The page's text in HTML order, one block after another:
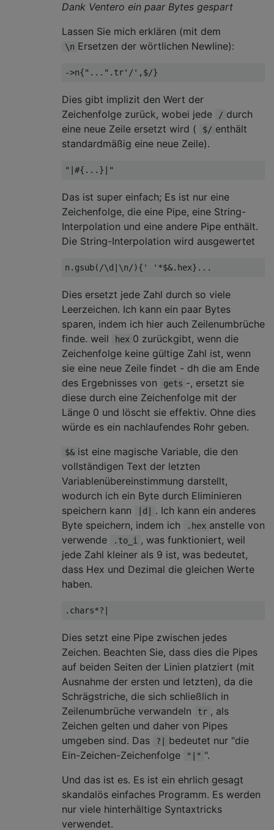
Dank Ventero ein paar Bytes gespart
Lassen Sie mich erklären (mit dem
\n Ersetzen der wörtlichen Newline):
Dies gibt implizit den Wert der
Zeichenfolge zurück, wobei jede
/ durch
eine neue Zeile ersetzt wird (
$/ enthält
standardmäßig eine neue Zeile).
Das ist super einfach; Es ist nur eine
Zeichenfolge, die eine Pipe, eine String-
Interpolation und eine andere Pipe enthält.
Die String-Interpolation wird ausgewertet
Dies ersetzt jede Zahl durch so viele
Leerzeichen. Ich kann ein paar Bytes
sparen, indem ich hier auch Zeilenumbrüche
finde. weil
hex 0 zurückgibt, wenn die
Zeichenfolge keine gültige Zahl ist, wenn
sie eine neue Zeile findet - dh die am Ende
des Ergebnisses von
gets -, ersetzt sie
diese durch eine Zeichenfolge mit der
Länge 0 und löscht sie effektiv. Ohne dies
würde es ein nachlaufendes Rohr geben.
$& ist eine magische Variable, die den
vollständigen Text der letzten
Variablenübereinstimmung darstellt,
wodurch ich ein Byte durch Eliminieren
speichern kann
|d|
. Ich kann ein anderes
Byte speichern, indem ich
.hex anstelle von
verwende
.to_i , was funktioniert, weil
jede Zahl kleiner als 9 ist, was bedeutet,
dass Hex und Dezimal die gleichen Werte
haben.
Dies setzt eine Pipe zwischen jedes
Zeichen. Beachten Sie, dass dies die Pipes
auf beiden Seiten der Linien platziert (mit
Ausnahme der ersten und letzten), da die
Schrägstriche, die sich schließlich in
Zeilenumbrüche verwandeln
tr , als
Zeichen gelten und daher von Pipes
umgeben sind. Das
?|
bedeutet nur "die
Ein-Zeichen-Zeichenfolge
"|" ".
Und das ist es. Es ist ein ehrlich gesagt
skandalös einfaches Programm. Es werden
nur viele hinterhältige Syntaxtricks
verwendet.